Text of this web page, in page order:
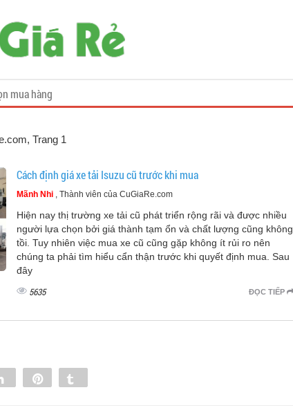
mua hàng
, Trang 1
Cách định giá xe tải Isuzu cũ trước khi mua
Mãnh Nhi , Thành viên của CuGiaRe.com
Hiện nay thị trường xe tải cũ phát triển rộng rãi và được nhiều
người lựa chọn bởi giá thành tạm ổn và chất lượng cũng không
tồi. Tuy nhiên việc mua xe cũ cũng gặp không ít rủi ro nên
chúng ta phải tìm hiểu cẩn thận trước khi quyết định mua. Sau
đây
ĐỌC TIẾP
5635
Share